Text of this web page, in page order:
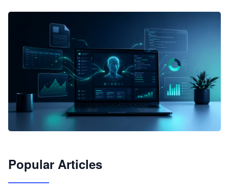
JimoClaw 桌面 AI Agent 工作台
Popular Articles